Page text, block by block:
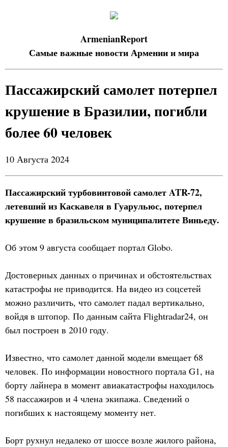
ArmenianReport
Самые важные новости Армении и мира
Пассажирский самолет потерпел
крушение в Бразилии, погибли
более 60 человек
10 Августа 2024
Пассажирский турбовинтовой самолет ATR-72,
летевший из Каскавеля в Гуарульюс, потерпел
крушение в бразильском муниципалитете Виньеду.
Об этом 9 августа сообщает портал Globo.
Достоверных данных о причинах и обстоятельствах
катастрофы не приводится. На видео из соцсетей
можно различить, что самолет падал вертикально,
войдя в штопор. По данным сайта Flightradar24, он
был построен в 2010 году.
Известно, что самолет данной модели вмещает 68
человек. По информации новостного портала G1, на
борту лайнера в момент авиакатастрофы находилось
58 пассажиров и 4 члена экипажа. Сведений о
погибших к настоящему моменту нет.
Борт рухнул недалеко от шоссе возле жилого района,